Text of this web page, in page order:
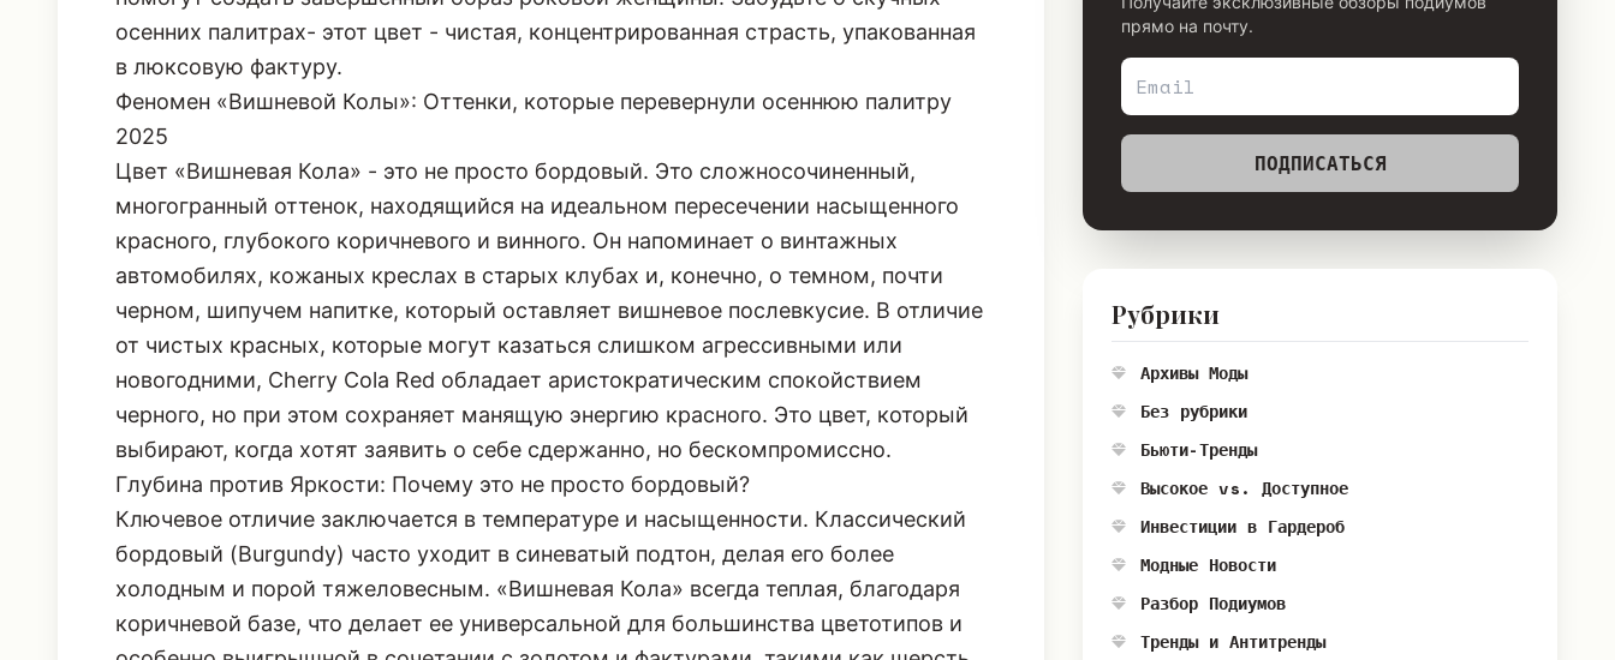
помогут создать завершенный образ роковой женщины. Забудьте о скучных
осенних палитрах- этот цвет - чистая, концентрированная страсть, упакованная
в люксовую фактуру.
Феномен «Вишневой Колы»: Оттенки, которые перевернули осеннюю палитру
Цвет «Вишневая Кола» - это не просто бордовый. Это сложносочиненный,
многогранный оттенок, находящийся на идеальном пересечении насыщенного
красного, глубокого коричневого и винного. Он напоминает о винтажных
черном, шипучем напитке, который оставляет вишневое послевкусие. В отличие
от чистых красных, которые могут казаться слишком агрессивными или
новогодними, Cherry Cola Red обладает аристократическим спокойствием
черного, но при этом сохраняет манящую энергию красного. Это цвет, который
выбирают, когда хотят заявить о себе сдержанно, но бескомпромиссно.
Глубина против Яркости: Почему это не просто бордовый?
Ключевое отличие заключается в температуре и насыщенности. Классический
бордовый (Burgundy) часто уходит в синеватый подтон, делая его более
холодным и порой тяжеловесным. «Вишневая Кола» всегда теплая, благодаря
прямо на почту.
ПОДПИСАТЬСЯ
Рубрики
Архивы Моды
Без рубрики
Бьюти-Тренды
Высокое vs. Доступное
Инвестиции в Гардероб
Модные Новости
Разбор Подиумов
Тренды и Антитренды